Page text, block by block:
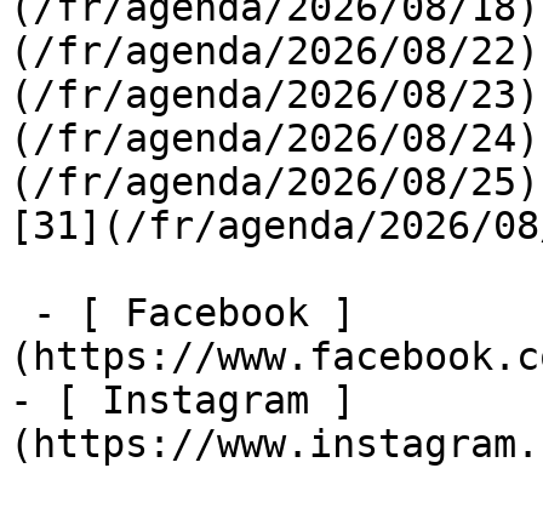
(/fr/agenda/2026/08/
(/fr/agenda/2026/08/
(/fr/agenda/2026/08/
(/fr/agenda/2026/08/
[31](/fr/agenda/
(https://
- [ Instagram ]
(https://